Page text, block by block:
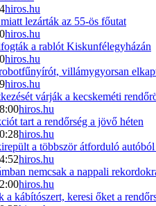
hiros.hu
lezárták az 55-ös főutat
hiros.hu
a rablót Kiskunfélegyházán
hiros.hu
villámygyorsan
hiros.hu
várják a kecskeméti
hiros.hu
tart a rendőrség a jövő héten
hiros.hu
a többször átforduló
hiros.hu
nemcsak a nappali
hiros.hu
a kábítószert, keresi őket a